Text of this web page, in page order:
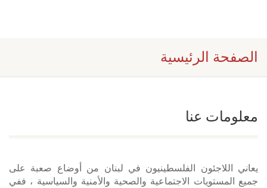
الصفحة الرئيسية
معلومات عنا
يعاني اللاجئون الفلسطينيون في لبنان من أوضاع صعبة على
جميع المستويات الاجتماعية والصحية والأمنية والسياسية ، ففي